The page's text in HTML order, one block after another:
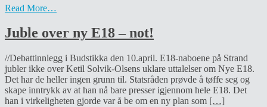
Read More…
Juble over ny E18 – not!
//Debattinnlegg i Budstikka den 10.april. E18-naboene på Strand
jubler ikke over Ketil Solvik-Olsens uklare uttalelser om Nye E18.
Det har de heller ingen grunn til. Statsråden prøvde å tøffe seg og
skape inntrykk av at han nå bare presser igjennom hele E18. Det
han i virkeligheten gjorde var å be om en ny plan som […]